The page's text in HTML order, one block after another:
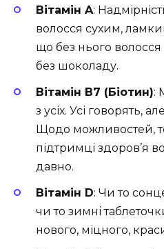
Вітамін A:
волосся сухим,
що без нього
без шоколаду.
Вітамін B7 (Біотин):
з усіх. Усі говорять,
Щодо можливостей,
підтримці здоров’я
давно.
Вітамін D: Чи то
чи то зимні
нового, міцного,